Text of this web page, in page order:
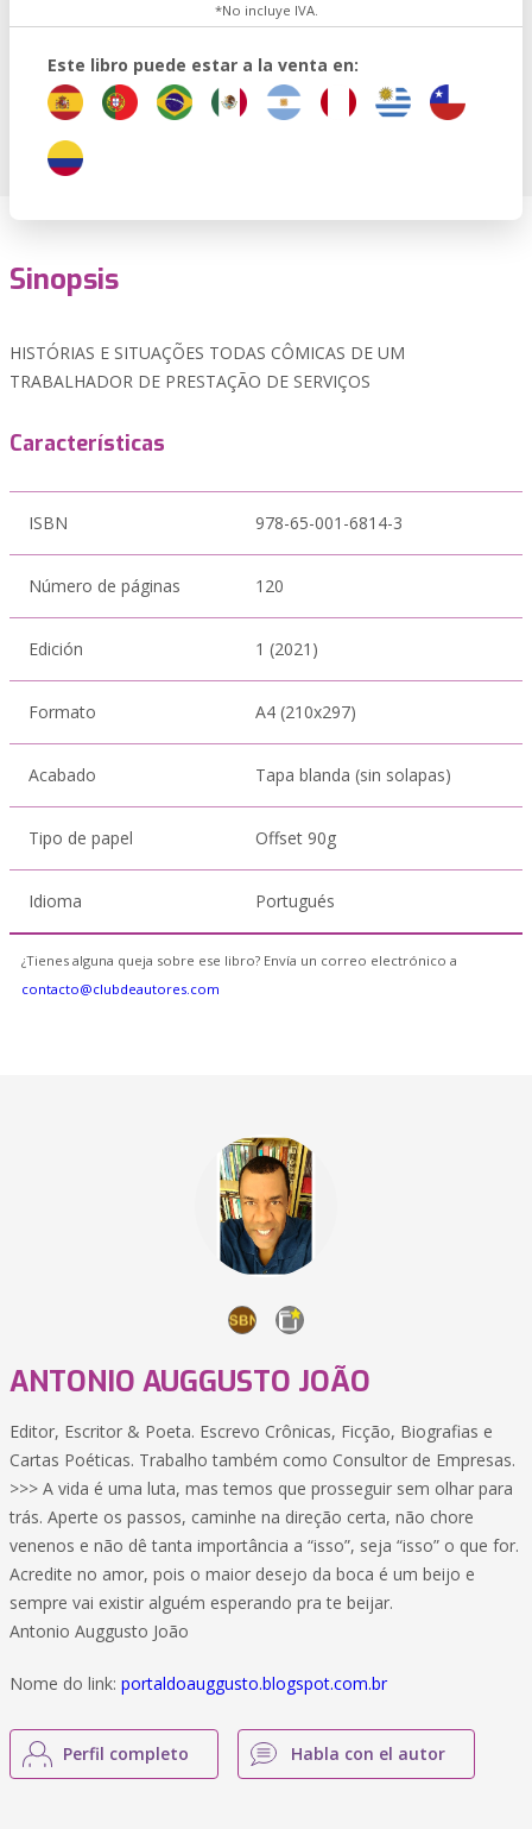
*No incluye IVA.
Este libro puede estar a la venta en:
Sinopsis
HISTÓRIAS E SITUAÇÕES TODAS CÔMICAS DE UM
TRABALHADOR DE PRESTAÇÃO DE SERVIÇOS
Características
ISBN 978-65-001-6814-3
Número de páginas 120
Edición 1 (2021)
Formato A4 (210x297)
Acabado Tapa blanda (sin solapas)
Tipo de papel Offset 90g
Idioma Portugués
¿Tienes alguna queja sobre ese libro? Envía un correo electrónico a
contacto@clubdeautores.com
ANTONIO AUGGUSTO JOÃO
Editor, Escritor & Poeta. Escrevo Crônicas, Ficção, Biografias e
Cartas Poéticas. Trabalho também como Consultor de Empresas.
>>> A vida é uma luta, mas temos que prosseguir sem olhar para
trás. Aperte os passos, caminhe na direção certa, não chore
venenos e não dê tanta importância a “isso”, seja “isso” o que for.
Acredite no amor, pois o maior desejo da boca é um beijo e
sempre vai existir alguém esperando pra te beijar.
Antonio Auggusto João
Nome do link: portaldoauggusto.blogspot.com.br
Perfil completo Habla con el autor